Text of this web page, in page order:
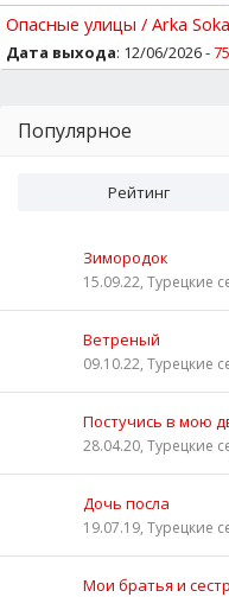
Опасные улицы / Arka
Дата выхода: 12/06/2026 -
Популярное
Рейтинг
Зимородок
15.09.22, Турецкие
Ветреный
09.10.22, Турецкие
Постучись в мою
28.04.20, Турецкие
Дочь посла
19.07.19, Турецкие
Мои братья и